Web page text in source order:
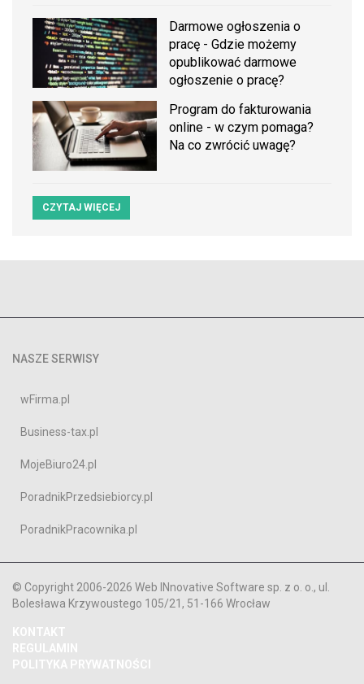
Darmowe ogłoszenia o
pracę - Gdzie możemy
opublikować darmowe
ogłoszenie o pracę?
Program do fakturowania
online - w czym pomaga?
Na co zwrócić uwagę?
CZYTAJ WIĘCEJ
NASZE SERWISY
wFirma.pl
Business-tax.pl
MojeBiuro24.pl
PoradnikPrzedsiebiorcy.pl
PoradnikPracownika.pl
© Copyright 2006-2026 Web INnovative Software sp. z o. o., ul.
Bolesława Krzywoustego 105/21, 51-166 Wrocław
KONTAKT
REGULAMIN
POLITYKA PRYWATNOŚCI